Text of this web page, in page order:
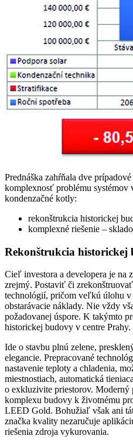
Prednáška zahŕňala dve
komplexnosť problému
kondenzačné kotly:
rekonštrukcia historickej
komplexné riešenie –
Rekonštrukcia historickej
Cieľ investora a developera je na
zrejmý. Postaviť či
technológií, pričom veľkú úlohu v
obstarávacie náklady. Nie vždy
požadovanej úspore. K takýmto
historickej budovy v centre Prahy.
Ide o stavbu plnú zelene,
elegancie. Prepracované
nastavenie teploty a chladenia,
miestnostiach, automatická
o exkluzivite priestorov. Moderný
komplexu budovy k životnému
LEED Gold. Bohužiaľ však ani
značka kvality nezaručuje
riešenia zdroja vykurovania.